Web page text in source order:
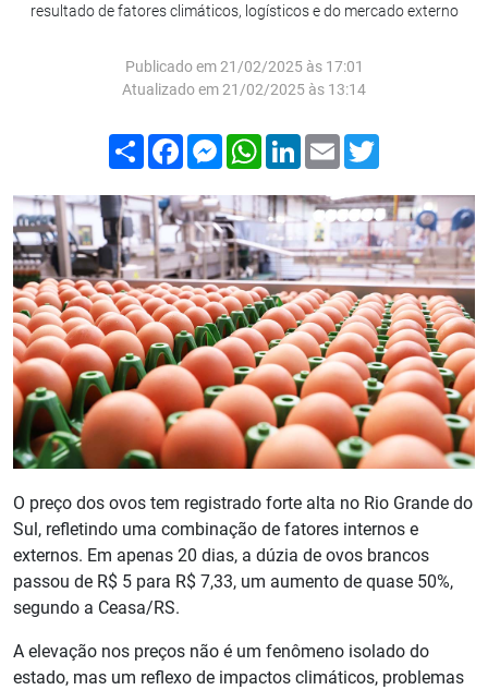
resultado de fatores climáticos, logísticos e do mercado externo
Publicado em 21/02/2025 às 17:01
Atualizado em 21/02/2025 às 13:14
Compartilhar
FacebookMessenger
WhatsApp
LinkedIn
Email
O preço dos ovos tem registrado forte alta no Rio Grande do
Sul, refletindo uma combinação de fatores internos e
externos. Em apenas 20 dias, a dúzia de ovos brancos
passou de R$ 5 para R$ 7,33, um aumento de quase 50%,
segundo a Ceasa/RS.
A elevação nos preços não é um fenômeno isolado do
estado, mas um reflexo de impactos climáticos, problemas